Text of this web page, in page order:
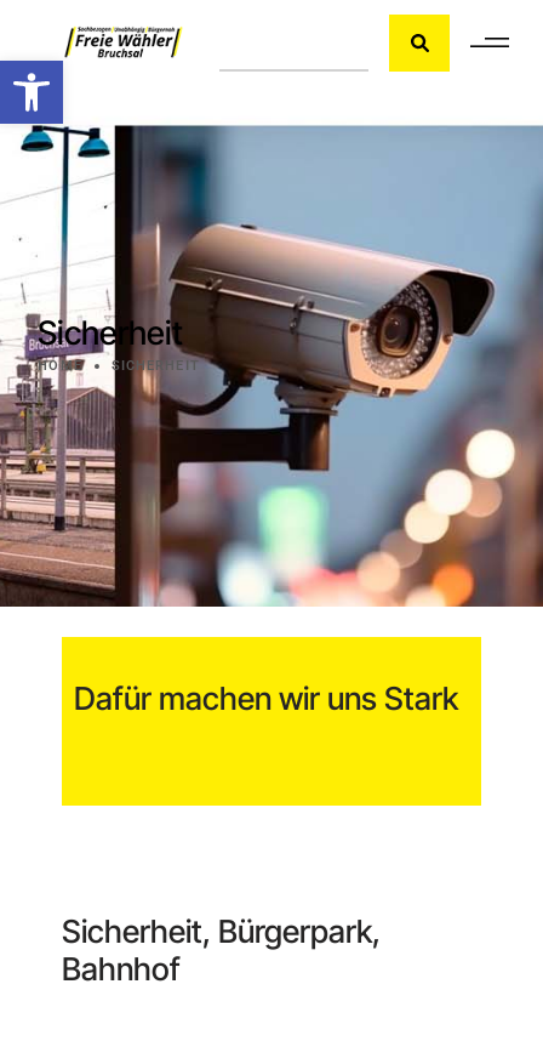
Werkzeugleiste öffnen
Sicherheit
HOME SICHERHEIT
Dafür machen wir uns Stark
Sicherheit, Bürgerpark,
Bahnhof